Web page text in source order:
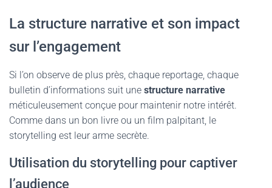
La structure narrative et son impact
sur l’engagement
Si l’on observe de plus près, chaque reportage, chaque
bulletin d’informations suit une structure narrative
méticuleusement conçue pour maintenir notre intérêt.
Comme dans un bon livre ou un film palpitant, le
storytelling est leur arme secrète.
Utilisation du storytelling pour captiver
l’audience